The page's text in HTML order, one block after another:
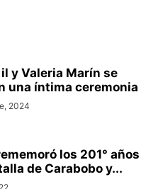
y Valeria Marín se
una íntima ceremonia
2024
los 201° años
de Carabobo y...